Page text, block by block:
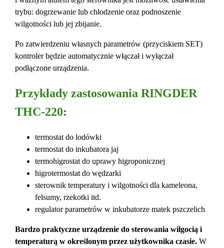
trybu: dogrzewanie lub chłodzenie oraz podnoszenie
wilgotności lub jej zbijanie.
Po zatwierdzeniu własnych parametrów (przyciskiem SET)
kontroler będzie automatycznie włączał i wyłączał
podłączone urządzenia.
Przykłady zastosowania RINGDER
THC-220:
termostat do lodówki
termostat do inkubatora jaj
termohigrostat do uprawy higroponicznej
higrotermostat do wędzarki
sterownik temperatury i wilgotności dla kameleona,
felsumy, rzekotki itd.
regulator parametrów w inkubatorze matek pszczelich
Bardzo praktyczne urządzenie do sterowania wilgocią i
temperaturą w określonym przez użytkownika czasie. W